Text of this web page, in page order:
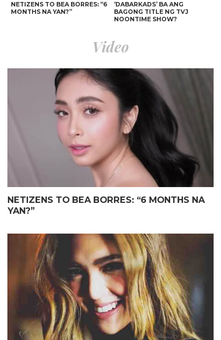
NETIZENS TO BEA BORRES: “6
MONTHS NA YAN?”
‘DABARKADS’ BA ANG
BAGONG TITLE NG TVJ
NOONTIME SHOW?
ELIAS MAY FATHER’S DAY
GIFT KAY JOHN LLOYD CRUZ
SA ISANG EMOSYONAL NA
JOHN LLOYD CRUZ
MAGIGING ‘KAPUSO’ NA NGA
BA?
Video
NETIZENS TO BEA BORRES: “6 MONTHS NA
YAN?”